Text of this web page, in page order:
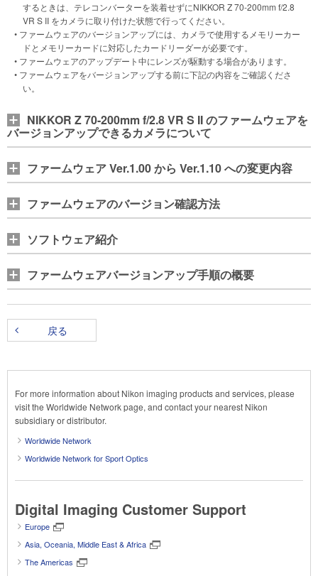
するときは、テレコンバーターを装着せずにNIKKOR Z 70-200mm f/2.8
VR S II をカメラに取り付けた状態で行ってください。
• ファームウェアのバージョンアップには、カメラで使用するメモリーカー
ドとメモリーカードに対応したカードリーダーが必要です。
• ファームウェアのアップデート中にレンズが駆動する場合があります。
• ファームウェアをバージョンアップする前に下記の内容をご確認くださ
い。
NIKKOR Z 70-200mm f/2.8 VR S II のファームウェアを
バージョンアップできるカメラについて
ファームウェア Ver.1.00 から Ver.1.10 への変更内容
ファームウェアのバージョン確認方法
ソフトウェア紹介
ファームウェアバージョンアップ手順の概要
戻る
For more information about Nikon imaging products and services, please
visit the Worldwide Network page, and contact your nearest Nikon
subsidiary or distributor.
Worldwide Network
Worldwide Network for Sport Optics
Digital Imaging Customer Support
Europe
Asia, Oceania, Middle East & Africa
The Americas